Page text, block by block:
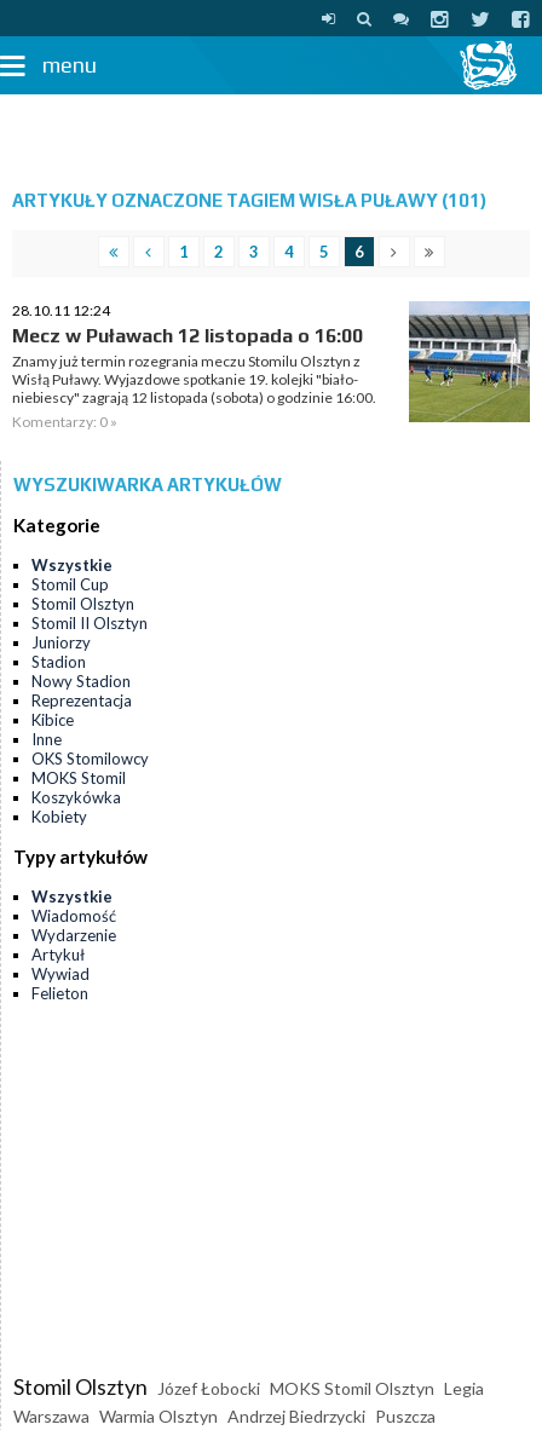
menu
ARTYKUŁY OZNACZONE TAGIEM WISŁA PUŁAWY (101)
1 2 3 4 5 6
28.10.11 12:24
Mecz w Puławach 12 listopada o 16:00
Znamy już termin rozegrania meczu Stomilu Olsztyn z
Wisłą Puławy. Wyjazdowe spotkanie 19. kolejki "biało-
niebiescy" zagrają 12 listopada (sobota) o godzinie 16:00.
Komentarzy: 0 »
WYSZUKIWARKA ARTYKUŁÓW
Kategorie
Wszystkie
Stomil Cup
Stomil Olsztyn
Stomil II Olsztyn
Juniorzy
Stadion
Nowy Stadion
Reprezentacja
Kibice
Inne
OKS Stomilowcy
MOKS Stomil
Koszykówka
Kobiety
Typy artykułów
Wszystkie
Wiadomość
Wydarzenie
Artykuł
Wywiad
Felieton
Stomil Olsztyn Józef Łobocki MOKS Stomil Olsztyn Legia
Warszawa Warmia Olsztyn Andrzej Biedrzycki Puszcza